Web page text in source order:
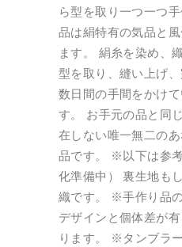
ら型を取り一つ一つ
品は絹特有の気品と
ます。 絹糸を染め、
型を取り、縫い上げ
数日間の手間をかけ
す。 お手元の品と同
在しない唯一無二の
品です。 ※以下は参
化準備中） 裏生地も
織です。 ※手作り品
デザインと個体差が
ります。 ※タンブラ